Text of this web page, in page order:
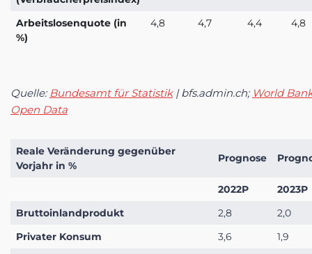
Arbeitslosenquote (in
%)
4,8 4,7 4,4 4,8
Quelle:Bundesamt für Statistik| bfs.admin.ch; World
Open Data
Reale Veränderung gegenüber
Vorjahr in %
Prognose
2022P 2023P
Bruttoinlandprodukt 2,8 2,0
Privater Konsum 3,6 1,9